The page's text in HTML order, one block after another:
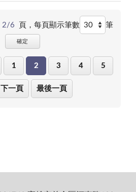
2/6 頁， 每頁顯示筆數 筆
確定
1 2 3 4 5
下一頁 最後一頁